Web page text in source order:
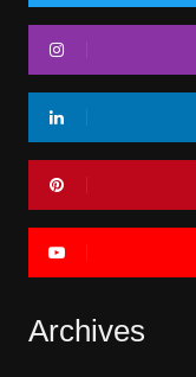
Archives